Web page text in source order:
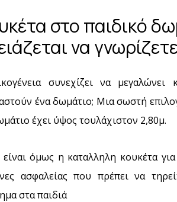
στο παιδικό
να
συνεχίζει να
ένα δωμάτιο; Μια σωστή
έχει ύψος τουλάχιστον 2,80μ.
είναι όμως η καταλληλη κουκέτα
ασφαλείας που πρέπει να
στα παιδιά